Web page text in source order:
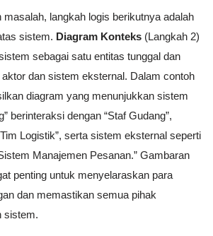
masalah, langkah logis berikutnya adalah
sistem. Diagram Konteks (Langkah 2)
sebagai satu entitas tunggal dan
dan sistem eksternal. Dalam contoh
diagram yang menunjukkan sistem
berinteraksi dengan “Staf Gudang”,
Logistik”, serta sistem eksternal seperti
Manajemen Pesanan.” Gambaran
penting untuk menyelaraskan para
dan memastikan semua pihak
sistem.